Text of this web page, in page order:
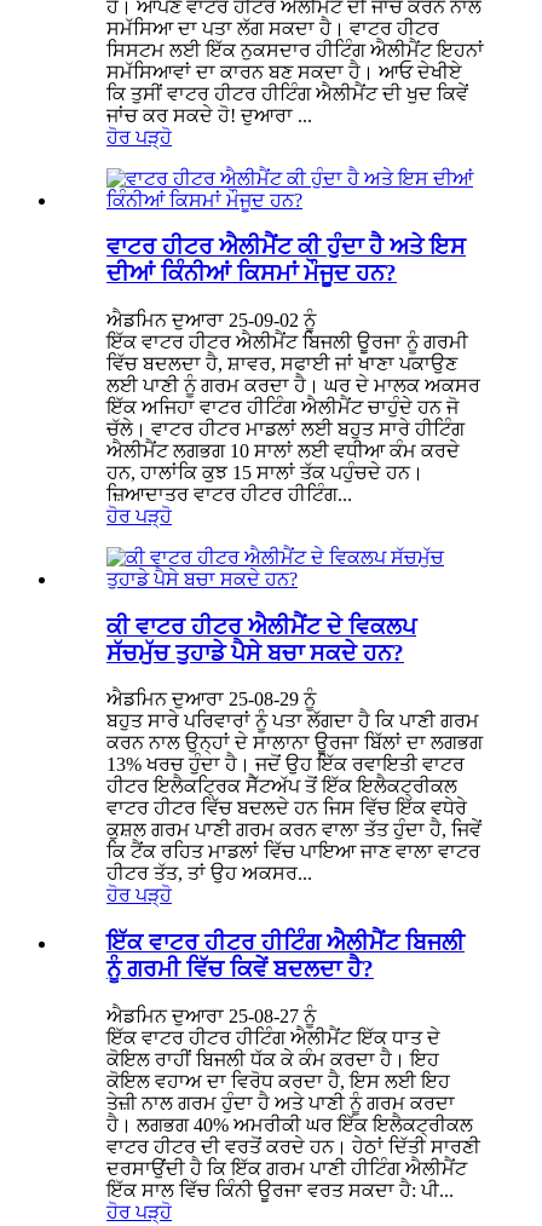
ਹੈ। ਆਪਣੇ ਵਾਟਰ ਹੀਟਰ ਐਲੀਮੈਂਟ ਦੀ ਜਾਂਚ ਕਰਨ ਨਾਲ
ਸਮੱਸਿਆ ਦਾ ਪਤਾ ਲੱਗ ਸਕਦਾ ਹੈ। ਵਾਟਰ ਹੀਟਰ
ਸਿਸਟਮ ਲਈ ਇੱਕ ਨੁਕਸਦਾਰ ਹੀਟਿੰਗ ਐਲੀਮੈਂਟ ਇਹਨਾਂ
ਸਮੱਸਿਆਵਾਂ ਦਾ ਕਾਰਨ ਬਣ ਸਕਦਾ ਹੈ। ਆਓ ਦੇਖੀਏ
ਕਿ ਤੁਸੀਂ ਵਾਟਰ ਹੀਟਰ ਹੀਟਿੰਗ ਐਲੀਮੈਂਟ ਦੀ ਖੁਦ ਕਿਵੇਂ
ਜਾਂਚ ਕਰ ਸਕਦੇ ਹੋ! ਦੁਆਰਾ ...
ਹੋਰ ਪੜ੍ਹੋ
ਵਾਟਰ ਹੀਟਰ ਐਲੀਮੈਂਟ ਕੀ ਹੁੰਦਾ ਹੈ ਅਤੇ ਇਸ
ਦੀਆਂ ਕਿੰਨੀਆਂ ਕਿਸਮਾਂ ਮੌਜੂਦ ਹਨ?
ਐਡਮਿਨ ਦੁਆਰਾ 25-09-02 ਨੂੰ
ਇੱਕ ਵਾਟਰ ਹੀਟਰ ਐਲੀਮੈਂਟ ਬਿਜਲੀ ਊਰਜਾ ਨੂੰ ਗਰਮੀ
ਵਿੱਚ ਬਦਲਦਾ ਹੈ, ਸ਼ਾਵਰ, ਸਫਾਈ ਜਾਂ ਖਾਣਾ ਪਕਾਉਣ
ਲਈ ਪਾਣੀ ਨੂੰ ਗਰਮ ਕਰਦਾ ਹੈ। ਘਰ ਦੇ ਮਾਲਕ ਅਕਸਰ
ਇੱਕ ਅਜਿਹਾ ਵਾਟਰ ਹੀਟਿੰਗ ਐਲੀਮੈਂਟ ਚਾਹੁੰਦੇ ਹਨ ਜੋ
ਚੱਲੇ। ਵਾਟਰ ਹੀਟਰ ਮਾਡਲਾਂ ਲਈ ਬਹੁਤ ਸਾਰੇ ਹੀਟਿੰਗ
ਐਲੀਮੈਂਟ ਲਗਭਗ 10 ਸਾਲਾਂ ਲਈ ਵਧੀਆ ਕੰਮ ਕਰਦੇ
ਹਨ, ਹਾਲਾਂਕਿ ਕੁਝ 15 ਸਾਲਾਂ ਤੱਕ ਪਹੁੰਚਦੇ ਹਨ।
ਜ਼ਿਆਦਾਤਰ ਵਾਟਰ ਹੀਟਰ ਹੀਟਿੰਗ...
ਹੋਰ ਪੜ੍ਹੋ
ਕੀ ਵਾਟਰ ਹੀਟਰ ਐਲੀਮੈਂਟ ਦੇ ਵਿਕਲਪ
ਸੱਚਮੁੱਚ ਤੁਹਾਡੇ ਪੈਸੇ ਬਚਾ ਸਕਦੇ ਹਨ?
ਐਡਮਿਨ ਦੁਆਰਾ 25-08-29 ਨੂੰ
ਬਹੁਤ ਸਾਰੇ ਪਰਿਵਾਰਾਂ ਨੂੰ ਪਤਾ ਲੱਗਦਾ ਹੈ ਕਿ ਪਾਣੀ ਗਰਮ
ਕਰਨ ਨਾਲ ਉਨ੍ਹਾਂ ਦੇ ਸਾਲਾਨਾ ਊਰਜਾ ਬਿੱਲਾਂ ਦਾ ਲਗਭਗ
13% ਖਰਚ ਹੁੰਦਾ ਹੈ। ਜਦੋਂ ਉਹ ਇੱਕ ਰਵਾਇਤੀ ਵਾਟਰ
ਹੀਟਰ ਇਲੈਕਟ੍ਰਿਕ ਸੈੱਟਅੱਪ ਤੋਂ ਇੱਕ ਇਲੈਕਟ੍ਰੀਕਲ
ਵਾਟਰ ਹੀਟਰ ਵਿੱਚ ਬਦਲਦੇ ਹਨ ਜਿਸ ਵਿੱਚ ਇੱਕ ਵਧੇਰੇ
ਕੁਸ਼ਲ ਗਰਮ ਪਾਣੀ ਗਰਮ ਕਰਨ ਵਾਲਾ ਤੱਤ ਹੁੰਦਾ ਹੈ, ਜਿਵੇਂ
ਕਿ ਟੈਂਕ ਰਹਿਤ ਮਾਡਲਾਂ ਵਿੱਚ ਪਾਇਆ ਜਾਣ ਵਾਲਾ ਵਾਟਰ
ਹੀਟਰ ਤੱਤ, ਤਾਂ ਉਹ ਅਕਸਰ...
ਹੋਰ ਪੜ੍ਹੋ
ਇੱਕ ਵਾਟਰ ਹੀਟਰ ਹੀਟਿੰਗ ਐਲੀਮੈਂਟ ਬਿਜਲੀ
ਨੂੰ ਗਰਮੀ ਵਿੱਚ ਕਿਵੇਂ ਬਦਲਦਾ ਹੈ?
ਐਡਮਿਨ ਦੁਆਰਾ 25-08-27 ਨੂੰ
ਇੱਕ ਵਾਟਰ ਹੀਟਰ ਹੀਟਿੰਗ ਐਲੀਮੈਂਟ ਇੱਕ ਧਾਤ ਦੇ
ਕੋਇਲ ਰਾਹੀਂ ਬਿਜਲੀ ਧੱਕ ਕੇ ਕੰਮ ਕਰਦਾ ਹੈ। ਇਹ
ਕੋਇਲ ਵਹਾਅ ਦਾ ਵਿਰੋਧ ਕਰਦਾ ਹੈ, ਇਸ ਲਈ ਇਹ
ਤੇਜ਼ੀ ਨਾਲ ਗਰਮ ਹੁੰਦਾ ਹੈ ਅਤੇ ਪਾਣੀ ਨੂੰ ਗਰਮ ਕਰਦਾ
ਹੈ। ਲਗਭਗ 40% ਅਮਰੀਕੀ ਘਰ ਇੱਕ ਇਲੈਕਟ੍ਰੀਕਲ
ਵਾਟਰ ਹੀਟਰ ਦੀ ਵਰਤੋਂ ਕਰਦੇ ਹਨ। ਹੇਠਾਂ ਦਿੱਤੀ ਸਾਰਣੀ
ਦਰਸਾਉਂਦੀ ਹੈ ਕਿ ਇੱਕ ਗਰਮ ਪਾਣੀ ਹੀਟਿੰਗ ਐਲੀਮੈਂਟ
ਇੱਕ ਸਾਲ ਵਿੱਚ ਕਿੰਨੀ ਊਰਜਾ ਵਰਤ ਸਕਦਾ ਹੈ: ਪੀ...
ਹੋਰ ਪੜ੍ਹੋ